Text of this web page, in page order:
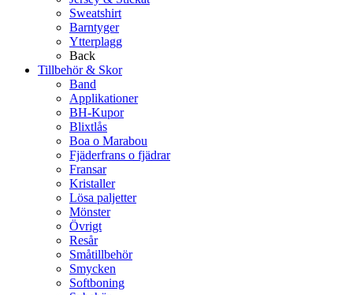
Sweatshirt
Barntyger
Ytterplagg
Back
Tillbehör & Skor
Band
Applikationer
BH-Kupor
Blixtlås
Boa o Marabou
Fjäderfrans o fjädrar
Fransar
Kristaller
Lösa paljetter
Mönster
Övrigt
Resår
Småtillbehör
Smycken
Softboning